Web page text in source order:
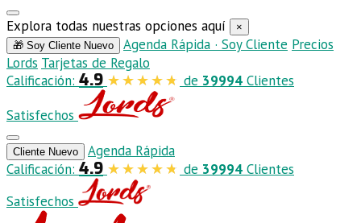
Explora todas nuestras opciones aquí
×
🎁 Soy Cliente Nuevo
Agenda Rápida · Soy Cliente Precios
Lords Tarjetas de Regalo
Calificación: 4.9 de 39994 Clientes
Satisfechos
Cliente Nuevo
Agenda Rápida
Calificación: 4.9 de 39994 Clientes
Satisfechos